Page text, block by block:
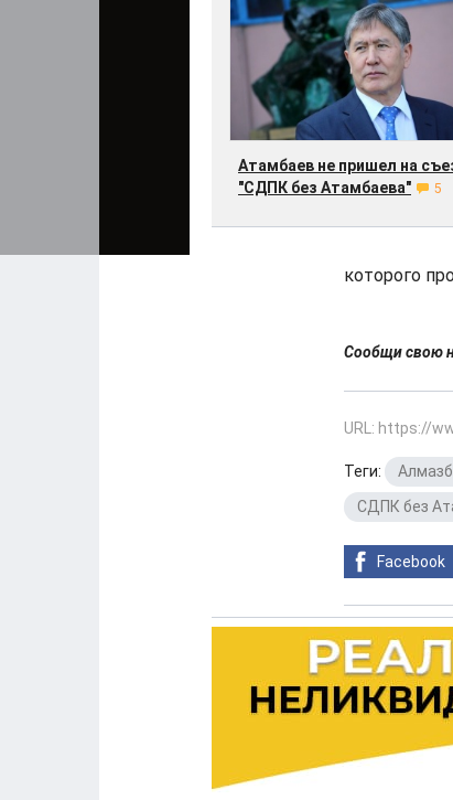
Атамбаев не пришел на
"СДПК без Атамбаева"
5
которого
Сообщи свою
URL: https://
Теги:
СДПК без
Facebook